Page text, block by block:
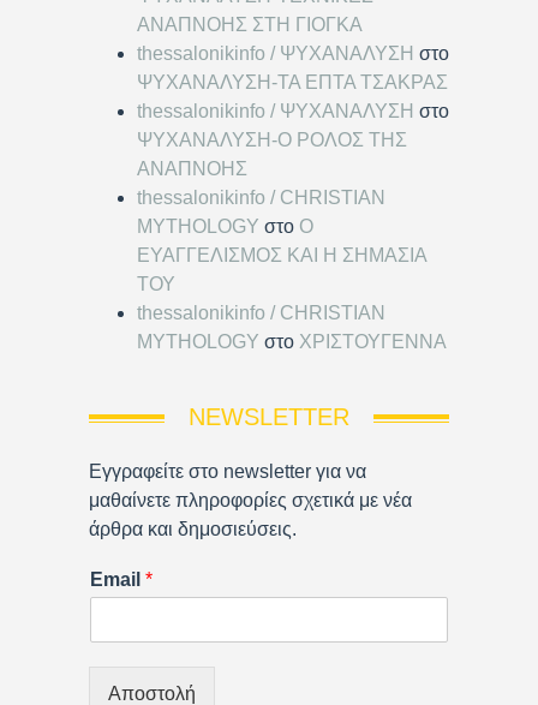
ΑΝΑΠΝΟΗΣ ΣΤΗ ΓΙΟΓΚΑ
thessalonikinfo / ΨΥΧΑΝΑΛΥΣΗ στο
ΨΥΧΑΝΑΛΥΣΗ-ΤΑ ΕΠΤΑ ΤΣΑΚΡΑΣ
thessalonikinfo / ΨΥΧΑΝΑΛΥΣΗ στο
ΨΥΧΑΝΑΛΥΣΗ-Ο ΡΟΛΟΣ ΤΗΣ
ΑΝΑΠΝΟΗΣ
thessalonikinfo / CHRISTIAN
MYTHOLOGY στο Ο
ΕΥΑΓΓΕΛΙΣΜΟΣ ΚΑΙ Η ΣΗΜΑΣΙΑ
ΤΟΥ
thessalonikinfo / CHRISTIAN
MYTHOLOGY στο ΧΡΙΣΤΟΥΓΕΝΝΑ
NEWSLETTER
Εγγραφείτε στο newsletter για να
μαθαίνετε πληροφορίες σχετικά με νέα
άρθρα και δημοσιεύσεις.
Email *
Αποστολή